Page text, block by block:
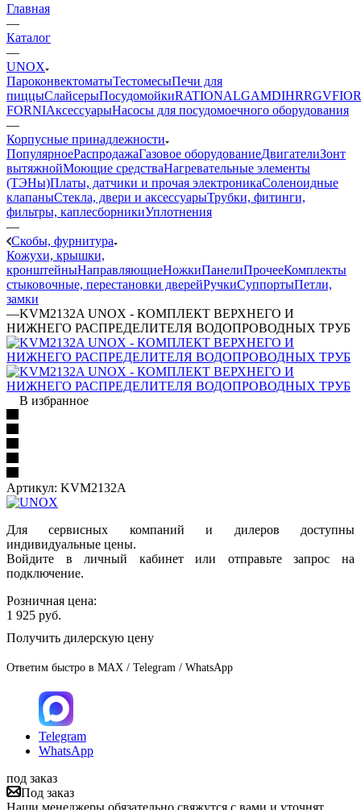
Главная
—
Каталог
—
UNOX
ПароконвектоматыТестомесыПечи для
пиццыСлайсерыПосудомойкиRATIONALGAMDIHRRGV
FORNIАксессуарыНасосы для посудомоечного оборудования
—
Корпусные принадлежности
ПопулярноеРаспродажаГазовое оборудованиеДвигателиЗонт
вытяжнойМоющие средстваНагревательные элементы
(ТЭНы)Платы, датчики и прочая электроникаСоленоидные
клапаныСтекла, двери и аксессуарыТрубки, фитинги,
фильтры, каплесборникиУплотнения
—
Cкобы, фурнитура
Кожухи, крышки,
кронштейныНаправляющиеНожкиПанелиПрочееКомплекты
стыковочные, перестановки дверейРучкиСуппортыПетли,
замки
—KVM2132A UNOX - КОМПЛЕКТ ВЕРХНЕГО И
НИЖНЕГО РАСПРЕДЕЛИТЕЛЯ ВОДОПРОВОДНЫХ ТРУБ
В избранное
Артикул: KVM2132A
Для сервисных компаний и дилеров доступны
индивидуальные цены.
Войдите в личный кабинет или отправьте запрос на
подключение.
Розничная цена:
1 925 руб.
Получить дилерскую цену
Ответим быстро в MAX / Telegram / WhatsApp
Telegram
WhatsApp
под заказ
Под заказ
Наши менеджеры обязательно свяжутся с вами и уточнят